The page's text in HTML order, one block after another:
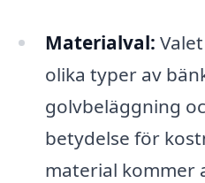
Materialval:
olika typer av
golvbeläggning
betydelse för
material kommer